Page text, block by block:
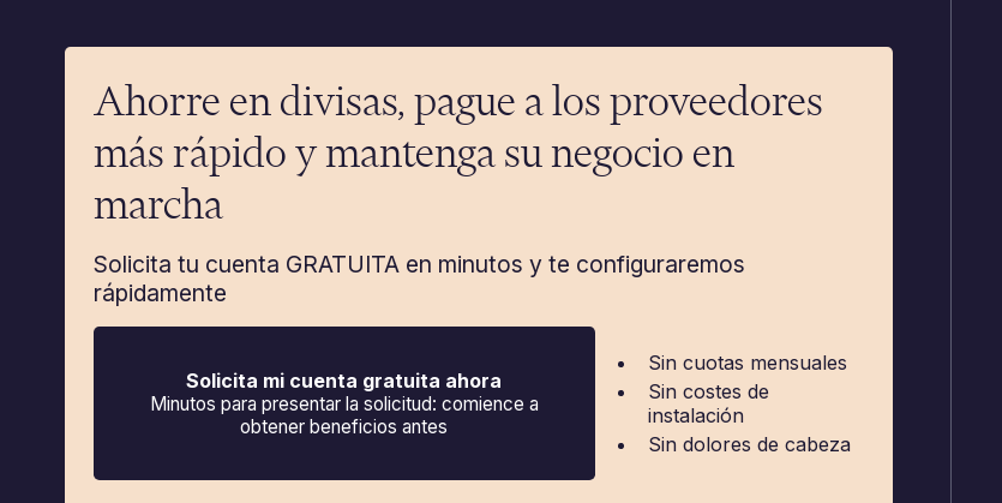
Ahorre en divisas, pague a los proveedores
más rápido y mantenga su negocio en
marcha
Solicita tu cuenta GRATUITA en minutos y te configuraremos
rápidamente
Solicita mi cuenta gratuita ahora
Minutos para presentar la solicitud: comience a
obtener beneficios antes
Sin cuotas mensuales
Sin costes de
instalación
Sin dolores de cabeza